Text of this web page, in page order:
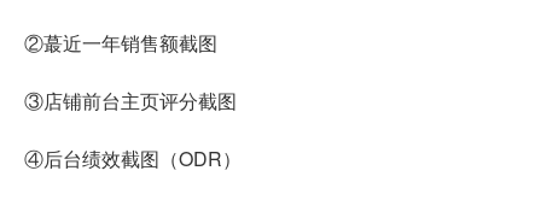
②蕞近一年销售额截图
③店铺前台主页评分截图
④后台绩效截图（ODR）